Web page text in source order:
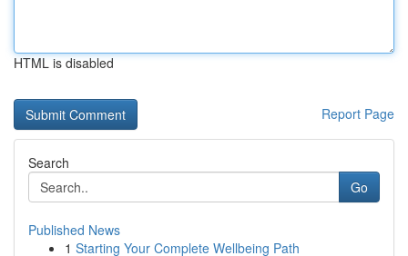
HTML is disabled
Report Page
Search
Go
Published News
1 Starting Your Complete Wellbeing Path